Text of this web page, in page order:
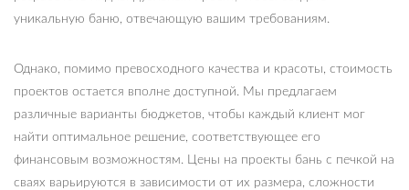
уникальную баню, отвечающую вашим требованиям.
Однако, помимо превосходного качества и красоты, стоимость
проектов остается вполне доступной. Мы предлагаем
различные варианты бюджетов, чтобы каждый клиент мог
найти оптимальное решение, соответствующее его
финансовым возможностям. Цены на проекты бань с печкой на
сваях варьируются в зависимости от их размера, сложности